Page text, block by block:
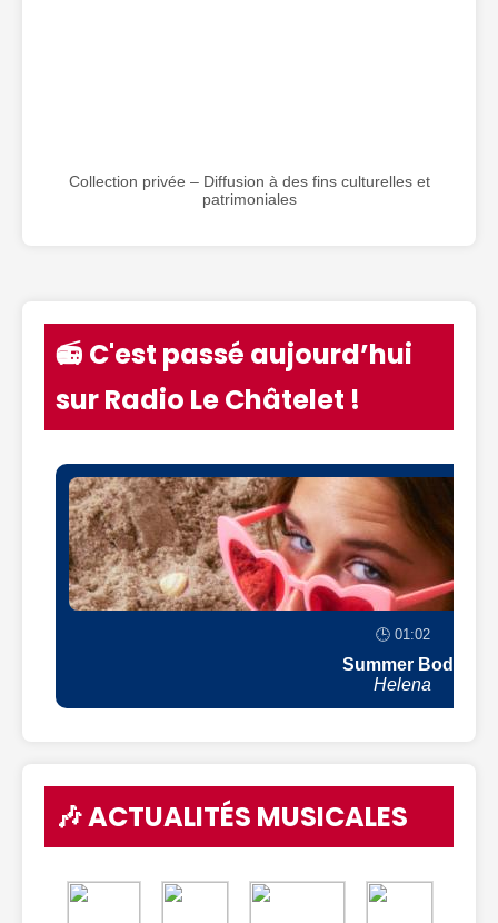
Collection privée – Diffusion à des fins culturelles et
patrimoniales
📻 C'est passé aujourd’hui
sur Radio Le Châtelet !
🕒 01:02
Summer Body
Helena
🎶 ACTUALITÉS MUSICALES